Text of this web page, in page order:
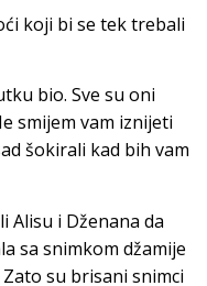
koji bi se tek trebali
bio. Sve su oni
smijem vam iznijeti
šokirali kad bih vam
Alisu i Dženana da
sa snimkom džamije
su brisani snimci